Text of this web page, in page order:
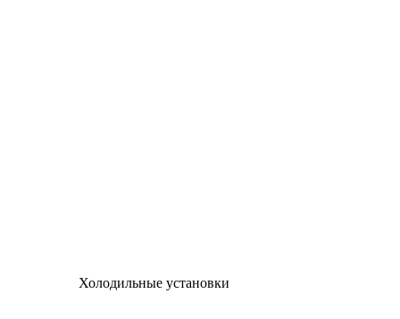
Холодильные установки